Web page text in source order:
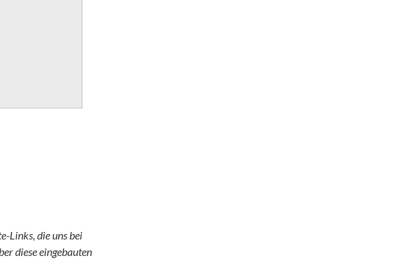
Links, die uns bei
diese eingebauten